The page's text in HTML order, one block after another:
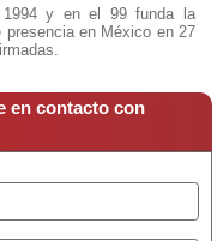
y en el 99 funda la
en México en 27
en contacto con